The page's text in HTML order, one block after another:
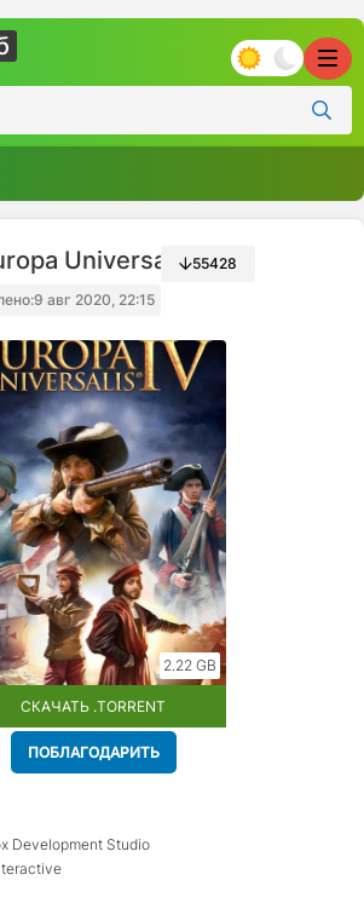
Universalis IV
9 авг 2020, 22:15
55428
2.22 GB
СКАЧАТЬ .TORRENT
ПОБЛАГОДАРИТЬ
Development Studio